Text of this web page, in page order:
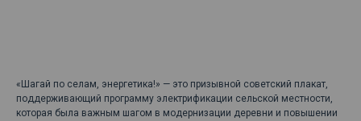
«Шагай по селам, энергетика!» — это призывной советский плакат,
поддерживающий программу электрификации сельской местности,
которая была важным шагом в модернизации деревни и повышении